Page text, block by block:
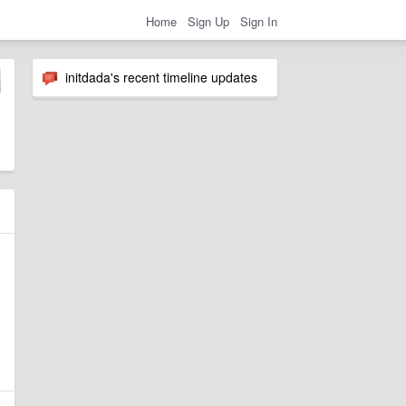
Home Sign Up Sign In
initdada's recent timeline updates